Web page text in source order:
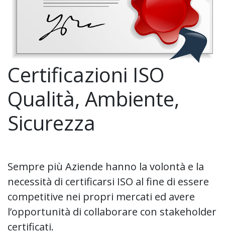
Certificazioni ISO
Qualità, Ambiente,
Sicurezza
Sempre più Aziende hanno la volontà e la
necessità di certificarsi ISO al fine di essere
competitive nei propri mercati ed avere
l’opportunità di collaborare con stakeholder
certificati.